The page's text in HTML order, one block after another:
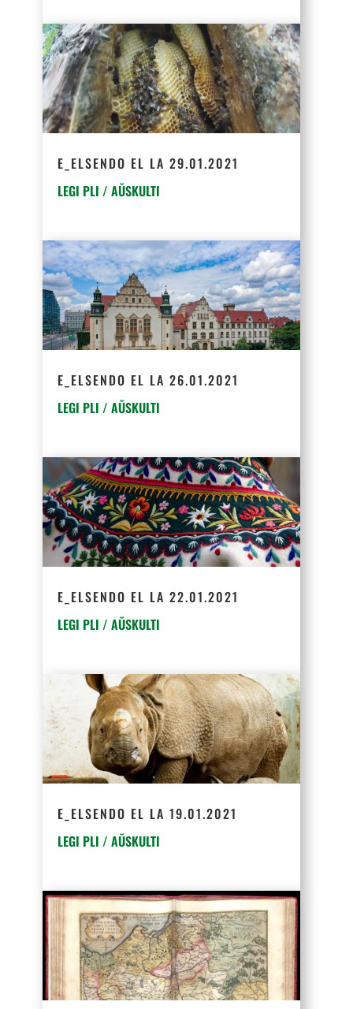
E_ELSENDO EL LA 29.01.2021
LEGI PLI / AŬSKULTI
E_ELSENDO EL LA 26.01.2021
LEGI PLI / AŬSKULTI
E_ELSENDO EL LA 22.01.2021
LEGI PLI / AŬSKULTI
E_ELSENDO EL LA 19.01.2021
LEGI PLI / AŬSKULTI